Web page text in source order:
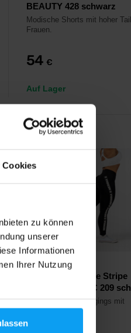
Cookies
zu können
unserer
Informationen
Ihrer Nutzung
BEAUTY 428 schwarz
Modische Shorts mit hoher
Frauen.
54 €
Auf Lager
Nebbia
High Waisted Side Stripe
Leggings ICONIC 209
Stylische Frauenleggings mit
Knittereffekt am Po.